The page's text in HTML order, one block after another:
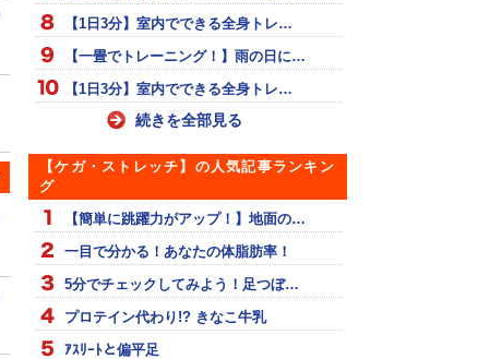
【1日3分】室内でできる全身トレ…
【一畳でトレーニング！】雨の日に…
【1日3分】室内でできる全身トレ…
続きを全部見る
【ケガ・ストレッチ】の人気記事ランキン
グ
【簡単に跳躍力がアップ！】地面の…
一目で分かる！あなたの体脂肪率！
5分でチェックしてみよう！足つぼ…
プロテイン代わり!? きなこ牛乳
ｱｽﾘｰﾄと偏平足